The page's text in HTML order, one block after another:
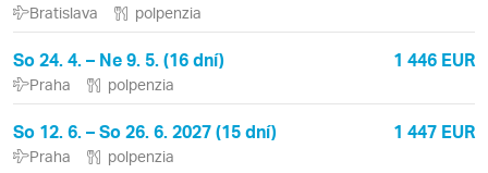
Bratislava polpenzia
So 24. 4. – Ne 9. 5. (16 dní) 1 446 EUR
Praha polpenzia
So 12. 6. – So 26. 6. 2027 (15 dní) 1 447 EUR
Praha polpenzia